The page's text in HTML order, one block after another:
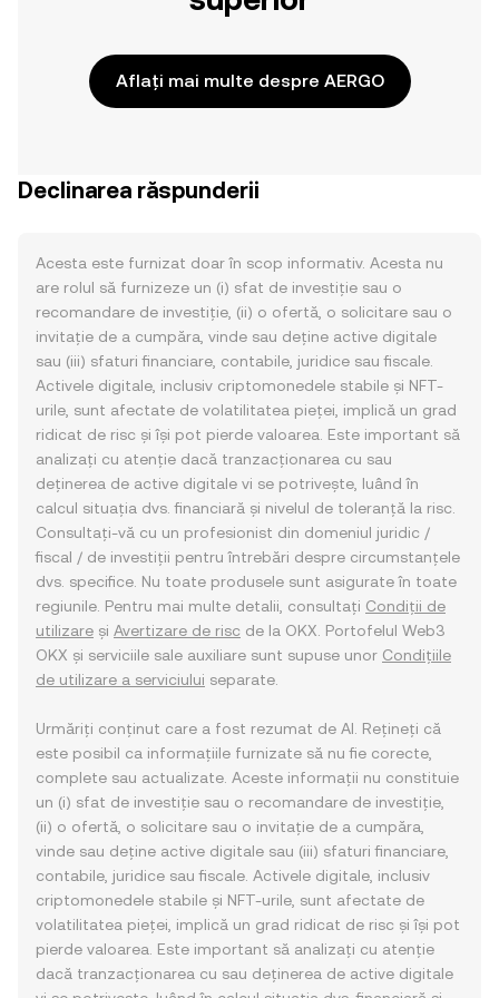
Aflați mai multe despre AERGO
Declinarea răspunderii
Acesta este furnizat doar în scop informativ. Acesta nu
are rolul să furnizeze un (i) sfat de investiție sau o
recomandare de investiție, (ii) o ofertă, o solicitare sau o
invitație de a cumpăra, vinde sau deține active digitale
sau (iii) sfaturi financiare, contabile, juridice sau fiscale.
Activele digitale, inclusiv criptomonedele stabile și NFT-
urile, sunt afectate de volatilitatea pieței, implică un grad
ridicat de risc și își pot pierde valoarea. Este important să
analizați cu atenție dacă tranzacționarea cu sau
deținerea de active digitale vi se potrivește, luând în
calcul situația dvs. financiară și nivelul de toleranță la risc.
Consultați-vă cu un profesionist din domeniul juridic /
fiscal / de investiții pentru întrebări despre circumstanțele
dvs. specifice. Nu toate produsele sunt asigurate în toate
regiunile. Pentru mai multe detalii, consultați Condiții de
utilizare și Avertizare de risc de la OKX. Portofelul Web3
OKX și serviciile sale auxiliare sunt supuse unor Condițiile
de utilizare a serviciului separate.
Urmăriți conținut care a fost rezumat de AI. Rețineți că
este posibil ca informațiile furnizate să nu fie corecte,
complete sau actualizate. Aceste informații nu constituie
un (i) sfat de investiție sau o recomandare de investiție,
(ii) o ofertă, o solicitare sau o invitație de a cumpăra,
vinde sau deține active digitale sau (iii) sfaturi financiare,
contabile, juridice sau fiscale. Activele digitale, inclusiv
criptomonedele stabile și NFT-urile, sunt afectate de
volatilitatea pieței, implică un grad ridicat de risc și își pot
pierde valoarea. Este important să analizați cu atenție
dacă tranzacționarea cu sau deținerea de active digitale